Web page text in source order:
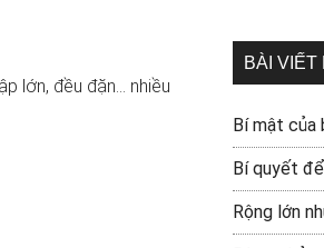
lớn, đều đặn... nhiều
BÀI VIẾT
Bí mật của
Bí quyết
Rộng lớn